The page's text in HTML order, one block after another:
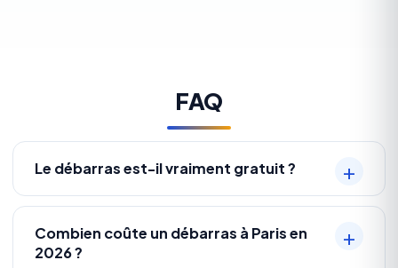
FAQ
Le débarras est-il vraiment gratuit ?
Combien coûte un débarras à Paris en
2026 ?